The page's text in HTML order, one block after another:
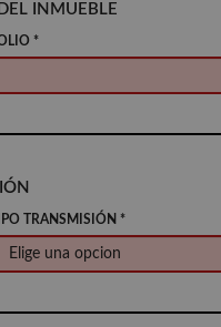
INMUEBLE
*
TRANSMISIÓN *